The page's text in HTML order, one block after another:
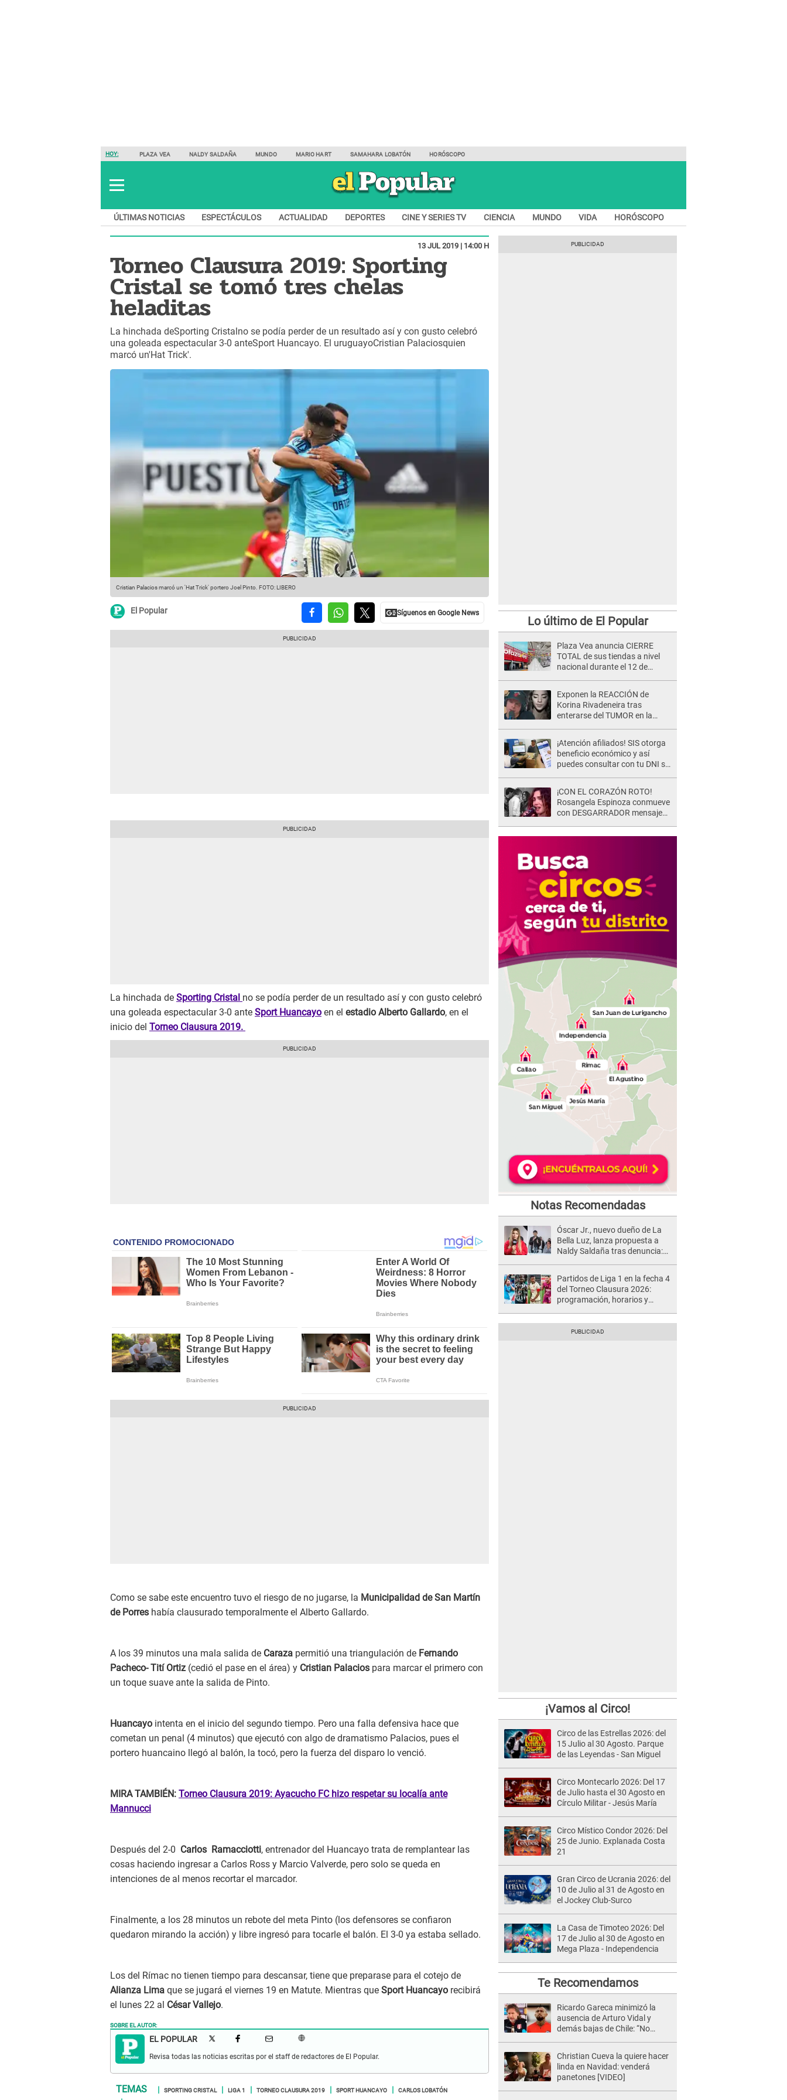
HOY: PLAZA VEA NALDY SALDAÑA MUNDO MARIO HART SAMAHARA LOBATÓN HORÓSCOPO
ÚLTIMAS NOTICIAS ESPECTÁCULOS ACTUALIDAD DEPORTES CINE Y SERIES TV CIENCIA MUNDO VIDA HORÓSCOPO
13 JUL 2019 | 14:00 H
Torneo Clausura 2019: Sporting
Cristal se tomó tres chelas
heladitas
La hinchada deSporting Cristalno se podía perder de un resultado así y con gusto celebró
una goleada espectacular 3-0 anteSport Huancayo. El uruguayoCristian Palaciosquien
marcó un'Hat Trick'.
Cristian Palacios marcó un 'Hat Trick' portero Joel Pinto. FOTO: LIBERO
El Popular
La hinchada de Sporting Cristal no se podía perder de un resultado así y con gusto celebró
una goleada espectacular 3-0 ante Sport Huancayo en el estadio Alberto Gallardo, en el
inicio del Torneo Clausura 2019.
Como se sabe este encuentro tuvo el riesgo de no jugarse, la Municipalidad de San Martín
de Porres había clausurado temporalmente el Alberto Gallardo.
A los 39 minutos una mala salida de Caraza permitió una triangulación de Fernando
Pacheco- Tití Ortiz (cedió el pase en el área) y Cristian Palacios para marcar el primero con
un toque suave ante la salida de Pinto.
Huancayo intenta en el inicio del segundo tiempo. Pero una falla defensiva hace que
cometan un penal (4 minutos) que ejecutó con algo de dramatismo Palacios, pues el
portero huancaino llegó al balón, la tocó, pero la fuerza del disparo lo venció.
MIRA TAMBIÉN: Torneo Clausura 2019: Ayacucho FC hizo respetar su localía ante
Mannucci
Después del 2-0 Carlos Ramacciotti, entrenador del Huancayo trata de remplantear las
cosas haciendo ingresar a Carlos Ross y Marcio Valverde, pero solo se queda en
intenciones de al menos recortar el marcador.
Finalmente, a los 28 minutos un rebote del meta Pinto (los defensores se confiaron
quedaron mirando la acción) y libre ingresó para tocarle el balón. El 3-0 ya estaba sellado.
Los del Rímac no tienen tiempo para descansar, tiene que preparase para el cotejo de
Alianza Lima que se jugará el viernes 19 en Matute. Mientras que Sport Huancayo recibirá
el lunes 22 al César Vallejo.
SOBRE EL AUTOR:
EL POPULAR
Revisa todas las noticias escritas por el staff de redactores de El Popular.
SPORTING CRISTAL LIGA 1 TORNEO CLAUSURA 2019 SPORT HUANCAYO
CARLOS LOBATÓN
Lo último de El Popular
Plaza Vea anuncia CIERRE
TOTAL de sus tiendas a nivel
nacional durante el 12 de
Exponen la REACCIÓN de
Korina Rivadeneira tras
enterarse del TUMOR en la
¡Atención afiliados! SIS otorga
beneficio económico y así
puedes consultar con tu DNI si
¡CON EL CORAZÓN ROTO!
Rosangela Espinoza conmueve
con DESGARRADOR mensaje
Notas Recomendadas
Óscar Jr., nuevo dueño de La
Bella Luz, lanza propuesta a
Naldy Saldaña tras denuncia:
Partidos de Liga 1 en la fecha 4
del Torneo Clausura 2026:
programación, horarios y
¡Vamos al Circo!
Circo de las Estrellas 2026: del
15 Julio al 30 Agosto. Parque
de las Leyendas - San Miguel
Circo Montecarlo 2026: Del 17
de Julio hasta el 30 Agosto en
Círculo Militar - Jesús María
Circo Místico Condor 2026: Del
25 de Junio. Explanada Costa
21
Gran Circo de Ucrania 2026: del
10 de Julio al 31 de Agosto en
el Jockey Club-Surco
La Casa de Timoteo 2026: Del
17 de Julio al 30 de Agosto en
Mega Plaza - Independencia
Te Recomendamos
Ricardo Gareca minimizó la
ausencia de Arturo Vidal y
demás bajas de Chile: “No
Christian Cueva la quiere hacer
linda en Navidad: venderá
panetones [VIDEO]